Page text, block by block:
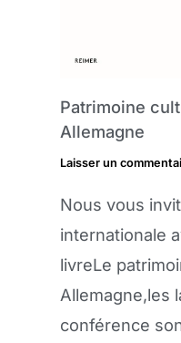
Patrimoine
Allemagne
Laisser un
Nous vous
internationale
livreLe
Allemagne,les
conférence